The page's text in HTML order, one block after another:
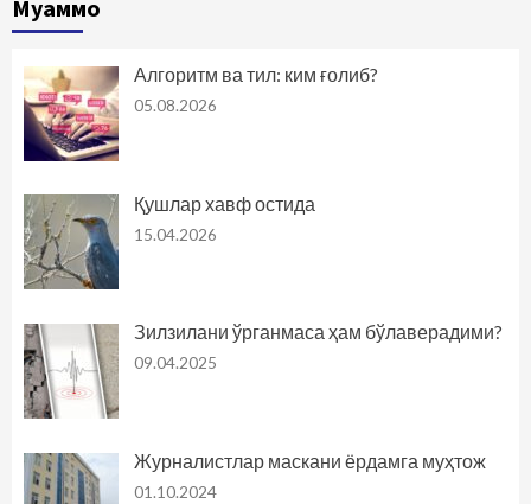
Муаммо
Алгоритм ва тил: ким ғолиб?
05.08.2026
Қушлар хавф остида
15.04.2026
Зилзилани ўрганмаса ҳам бўлаверадими?
09.04.2025
Журналистлар маскани ёрдамга муҳтож
01.10.2024